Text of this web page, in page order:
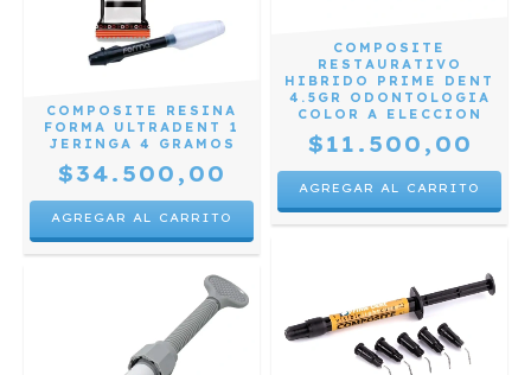
COMPOSITE RESINA
FORMA ULTRADENT 1
JERINGA 4 GRAMOS
$34.500,00
AGREGAR AL CARRITO
COMPOSITE
RESTAURATIVO
HIBRIDO PRIME DENT
4.5GR ODONTOLOGIA
COLOR A ELECCION
$11.500,00
AGREGAR AL CARRITO